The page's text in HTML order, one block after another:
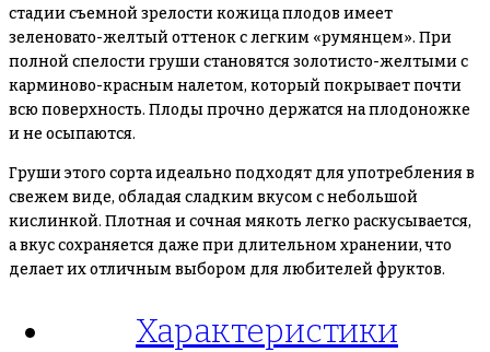
стадии съемной зрелости кожица плодов имеет
зеленовато-желтый оттенок с легким «румянцем». При
полной спелости груши становятся золотисто-желтыми с
карминово-красным налетом, который покрывает почти
всю поверхность. Плоды прочно держатся на плодоножке
и не осыпаются.
Груши этого сорта идеально подходят для употребления в
свежем виде, обладая сладким вкусом с небольшой
кислинкой. Плотная и сочная мякоть легко раскусывается,
а вкус сохраняется даже при длительном хранении, что
делает их отличным выбором для любителей фруктов.
Характеристики